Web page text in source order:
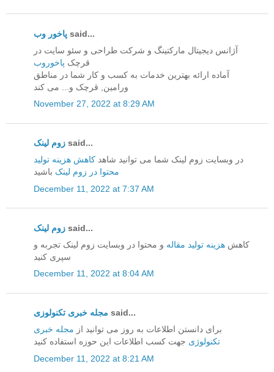
پاخور وب said...
آژانس دیجیتال مارکتینگ و شرکت طراحی و سئو سایت در
قرچک پاخوروب
آماده ارائه بهترین خدمات به کسب و کار شما در مناطق
ورامین, قرچک و... می کند
November 27, 2022 at 8:29 AM
زوم لینک said...
در وبسایت زوم لینک شما می توانید شاهد کاهش هزینه تولید
محتوا در زوم لینک باشید
December 11, 2022 at 7:37 AM
زوم لینک said...
کاهش هزینه تولید مقاله و محتوا در وبسایت زوم لینک تجربه و
سپری کنید
December 11, 2022 at 8:04 AM
مجله خبری تکنولوزی said...
برای دانستن اطلاعات به روز می توانید از مجله خبری
تکنولوژی جهت کسب اطلاعات این حوزه استفاده کنید
December 11, 2022 at 8:21 AM